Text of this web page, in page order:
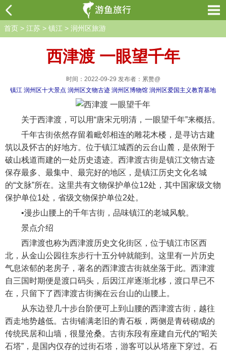
首页 > 江苏 > 镇江 > 润州区旅游
西津渡 一眼望千年
时间：2022-09-29 发布者：累赘@
镇江 润州区十大景点 润州区文物古迹 润州区博物馆 润州区爱国主义教育基地
关于西津渡，可以用“唐宋元明清，一眼望千年”来概括。
千年古街依然存留着毗邻相连的雕花木楼，是寻访古建
筑以及怀古的好地方。位于镇江城西的云台山麓，是依附于
破山栈道而建的一处历史遗迹。西津渡古街是镇江文物古迹
保存最多、最集中、最完好的地区，是镇江历史文化名城
的“文脉”所在。这里共有文物保护单位12处，其中国家级文物
保护单位1处，省级文物保护单位2处。
•漫步山腰上的千年古街，品味镇江的老城风貌。
景点介绍
西津渡也称为西津渡历史文化街区，位于镇江市区西
北，从金山公园往东步行十五分钟就能到。这里有一片历史
气息浓郁的老房子，著名的西津渡古街就坐落于此。西津渡
自三国时期便是渡口码头，后因江岸逐渐北移，渡口早已不
在，只留下了西津渡古街搁在云台山的山腰上。
从东边登几十步台阶便可上到山腰的西津渡古街，越往
西走地势越低。古街铺满老旧的青石板，两侧是青砖砌成的
传统民居和山墙，很显沧桑。古街东段有座建自元代的“昭关
石塔”，是国内仅存的过街石塔，游客可以从塔座下穿过。石